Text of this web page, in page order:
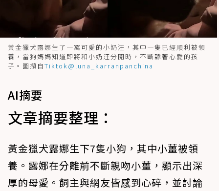
黃金獵犬露娜生了一窩可愛的小奶汪，其中一隻已經順利被領
養，當狗媽媽知道即將和小奶汪分開時，不斷舔著心愛的孩
子。圖擷自 Tiktok@luna_karranpanchina
AI摘要
文章摘要整理：
黃金獵犬露娜生下7隻小狗，其中小薑被領
養。露娜在分離前不斷親吻小薑，顯示出深
厚的母愛。飼主與網友皆感到心碎，並討論